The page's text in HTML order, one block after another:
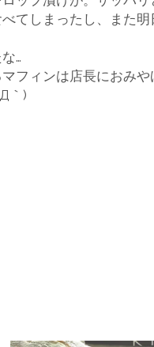
てしまったし、また
…
フィンは店長におみや
｀)